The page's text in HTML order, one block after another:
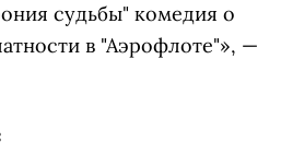
судьбы" комедия о
в "Аэрофлоте"», —